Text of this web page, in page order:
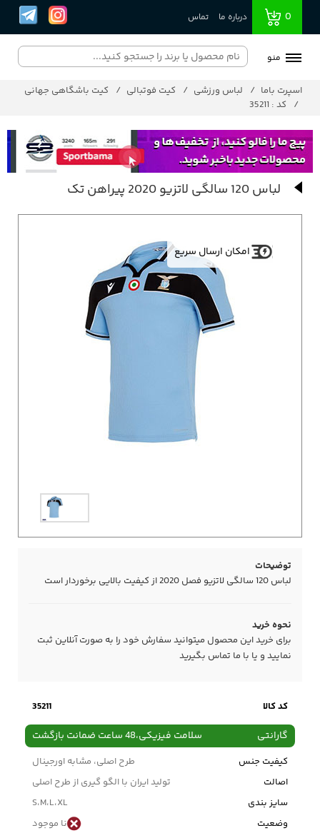
0 درباره ما تماس
منو
اسپرت باما لباس ورزشی کیت فوتبالی
کیت باشگاهی جهانی
کد : 35211
لباس 120 سالگی لاتزیو 2020 پیراهن تک
امکان ارسال سریع
توضیحات
لباس 120 سالگی لاتزیو فصل 2020 از کیفیت بالایی برخوردار است
نحوه خرید
برای خرید این محصول میتوانید سفارش خود را به صورت آنلاین ثبت
نمایید و یا با ما تماس بگیرید
کد کالا 35211
گارانتی سلامت فیزیکی،48 ساعت ضمانت بازگشت
کیفیت جنس
طرح اصلی، مشابه اورجینال
اصالت
تولید ایران با الگو گیری از طرح اصلی
سایز بندی
S،M،L،XL
وضعیت
نا موجود